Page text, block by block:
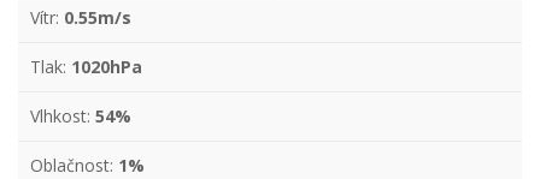
Vítr: 0.55m/s
Tlak: 1020hPa
Vlhkost: 54%
Oblačnost: 1%